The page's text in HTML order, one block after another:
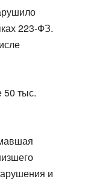
223-ФЗ.
50 тыс.
и